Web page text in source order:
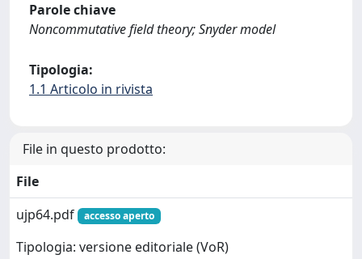
Parole chiave
Noncommutative field theory; Snyder model
Tipologia:
1.1 Articolo in rivista
File in questo prodotto:
File
ujp64.pdf
accesso aperto
Tipologia: versione editoriale (VoR)